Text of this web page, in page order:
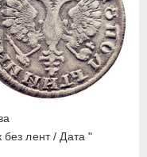
без лент / Дата "